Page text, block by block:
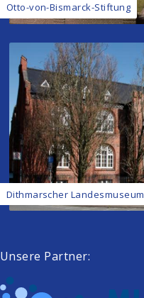
Otto-von-Bismarck-Stiftung
Dithmarscher Landesmuseum
Unsere Partner: